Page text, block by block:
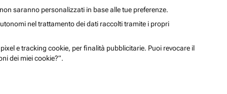
saranno personalizzati in base alle tue preferenze.
nel trattamento dei dati raccolti tramite i propri
e tracking cookie, per finalità pubblicitarie. Puoi revocare il
dei miei cookie?”.